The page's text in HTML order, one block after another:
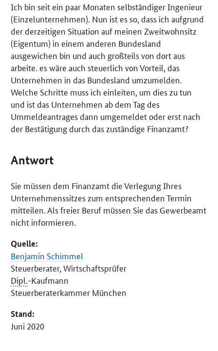
Ich bin seit ein paar Monaten selbständiger Ingenieur
(Einzelunternehmen). Nun ist es so, dass ich aufgrund
der derzeitigen Situation auf meinen Zweitwohnsitz
(Eigentum) in einem anderen Bundesland
ausgewichen bin und auch großteils von dort aus
arbeite. es wäre auch steuerlich von Vorteil, das
Unternehmen in das Bundesland umzumelden.
Welche Schritte muss ich einleiten, um dies zu tun
und ist das Unternehmen ab dem Tag des
Ummeldeantrages dann umgemeldet oder erst nach
der Bestätigung durch das zuständige Finanzamt?
Antwort
Sie müssen dem Finanzamt die Verlegung Ihres
Unternehmenssitzes zum entsprechenden Termin
mitteilen. Als freier Beruf müssen Sie das Gewerbeamt
nicht informieren.
Quelle:
Benjamin Schimmel
Steuerberater, Wirtschaftsprüfer
Dipl.-Kaufmann
Steuerberaterkammer München
Stand:
Juni 2020